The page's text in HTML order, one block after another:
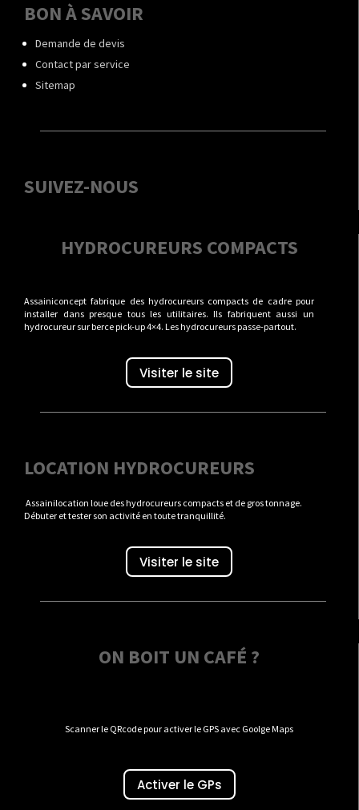
BON À SAVOIR
Demande de devis
Contact par service
Sitemap
SUIVEZ-NOUS
HYDROCUREURS COMPACTS
Assainiconcept fabrique des hydrocureurs compacts de cadre pour
installer dans presque tous les utilitaires. Ils fabriquent aussi un
hydrocureur sur berce pick-up 4×4. Les hydrocureurs passe-partout.
Visiter le site
LOCATION HYDROCUREURS
Assainilocation loue des hydrocureurs compacts et de gros tonnage.
Débuter et tester son activité en toute tranquillité.
Visiter le site
ON BOIT UN CAFÉ ?
Scanner le QRcode pour activer le GPS avec Goolge Maps
Activer le GPs